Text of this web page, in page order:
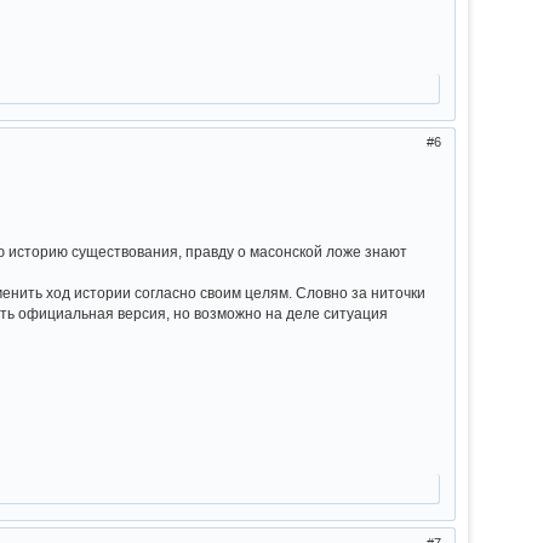
6
существования, правду о масонской ложе знают
ход истории согласно своим целям. Словно за ниточки
официальная версия, но возможно на деле ситуация